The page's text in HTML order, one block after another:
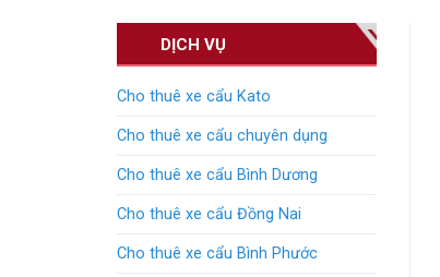
DỊCH VỤ
Cho thuê xe cẩu Kato
Cho thuê xe cẩu chuyên dụng
Cho thuê xe cẩu Bình Dương
Cho thuê xe cẩu Đồng Nai
Cho thuê xe cẩu Bình Phước